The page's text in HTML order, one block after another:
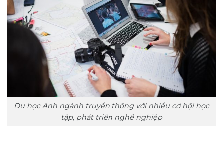
Du học Anh ngành truyền thông với nhiều cơ hội học
tập, phát triển nghề nghiệp